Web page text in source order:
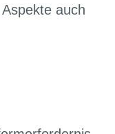
auch